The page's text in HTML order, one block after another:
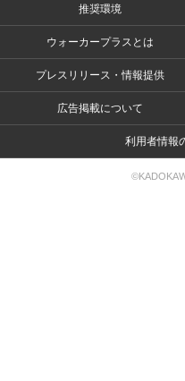
推奨環境
ウォーカープラスとは
プレスリリース・情報提供
広告掲載について
利用者情報